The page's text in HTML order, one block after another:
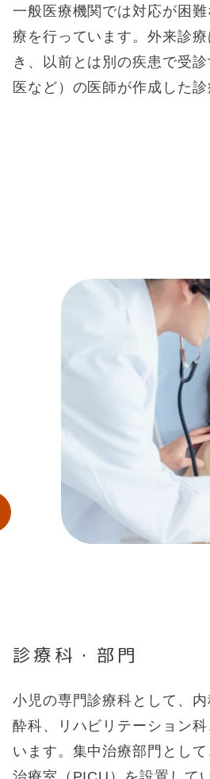
一般医療機関では対応が困
療を行っています。外来診
き、以前とは別の疾患で受
医など）の医師が作成した
診療科・部門
小児の専門診療科として、
酔科、リハビリテーション
います。集中治療部門とし